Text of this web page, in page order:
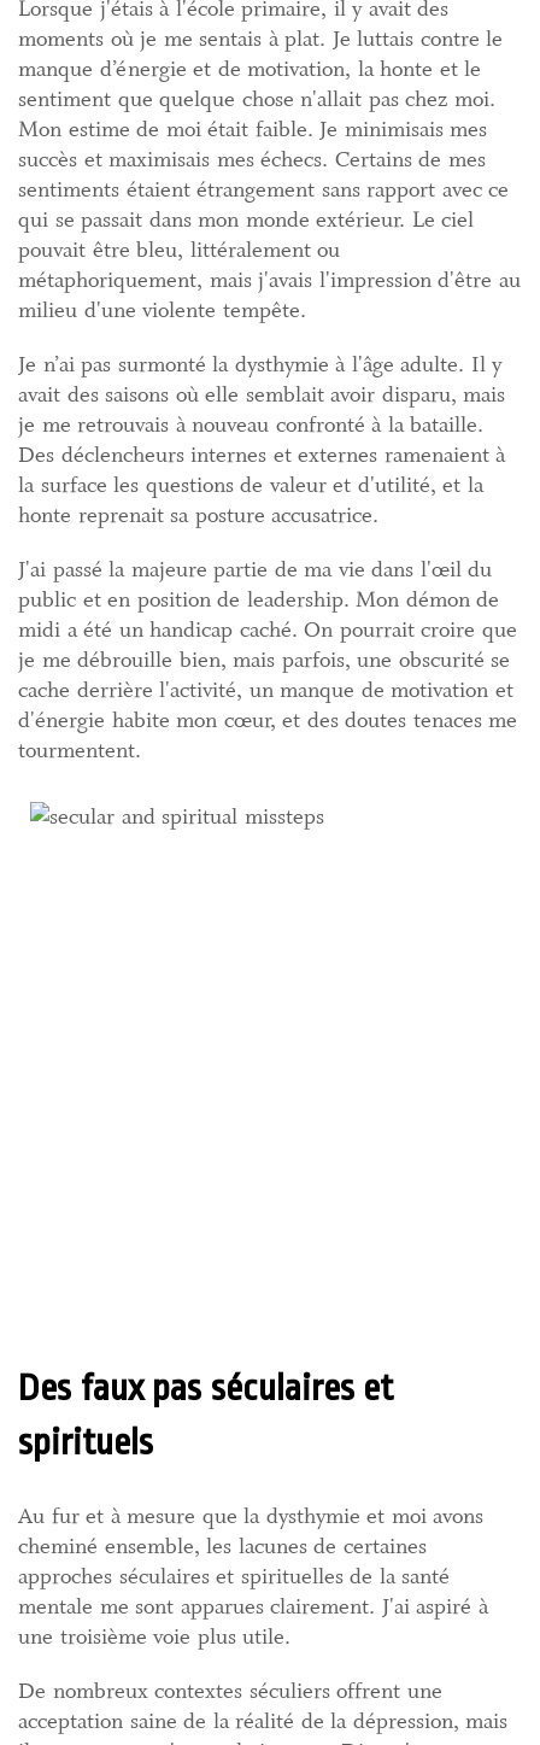
Lorsque j'étais à l'école primaire, il y avait des
moments où je me sentais à plat. Je luttais contre le
manque d’énergie et de motivation, la honte et le
sentiment que quelque chose n'allait pas chez moi.
Mon estime de moi était faible. Je minimisais mes
succès et maximisais mes échecs. Certains de mes
sentiments étaient étrangement sans rapport avec ce
qui se passait dans mon monde extérieur. Le ciel
pouvait être bleu, littéralement ou
métaphoriquement, mais j'avais l'impression d'être au
milieu d'une violente tempête.
Je n’ai pas surmonté la dysthymie à l'âge adulte. Il y
avait des saisons où elle semblait avoir disparu, mais
je me retrouvais à nouveau confronté à la bataille.
Des déclencheurs internes et externes ramenaient à
la surface les questions de valeur et d'utilité, et la
honte reprenait sa posture accusatrice.
J'ai passé la majeure partie de ma vie dans l'œil du
public et en position de leadership. Mon démon de
midi a été un handicap caché. On pourrait croire que
je me débrouille bien, mais parfois, une obscurité se
cache derrière l'activité, un manque de motivation et
d'énergie habite mon cœur, et des doutes tenaces me
tourmentent.
Des faux pas séculaires et
spirituels
Au fur et à mesure que la dysthymie et moi avons
cheminé ensemble, les lacunes de certaines
approches séculaires et spirituelles de la santé
mentale me sont apparues clairement. J'ai aspiré à
une troisième voie plus utile.
De nombreux contextes séculiers offrent une
acceptation saine de la réalité de la dépression, mais